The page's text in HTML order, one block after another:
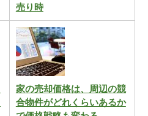
売り時
家の売却価格は、周辺の競
合物件がどれくらいあるか